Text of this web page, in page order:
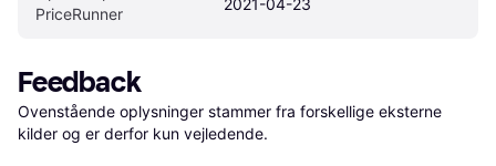
PriceRunner
2021-04-23
Feedback
Ovenstående oplysninger stammer fra forskellige eksterne
kilder og er derfor kun vejledende.